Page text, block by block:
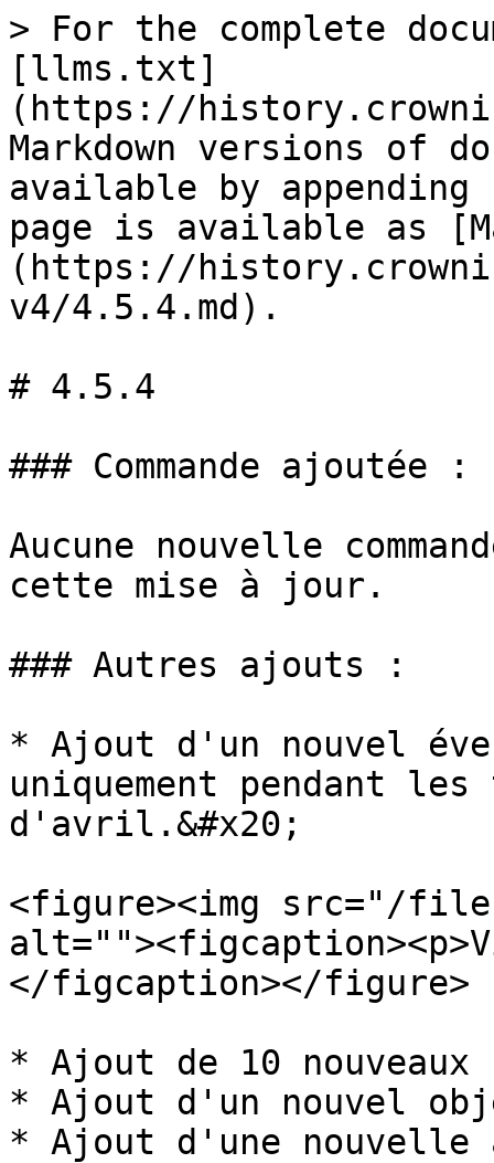
> For the complete
[llms.txt]
(https://
Markdown versions of
available by
page is available as
(https://
v4/4.5.4.md).
# 4.5.4
### Commande ajoutée :
Aucune nouvelle
cette mise à jour.
### Autres ajouts :
* Ajout d'un nouvel
uniquement pendant
d'avril.&#x20;
<figure><img src="/files/
</figcaption></figure>
* Ajout de 10
* Ajout d'un nouvel
* Ajout d'une